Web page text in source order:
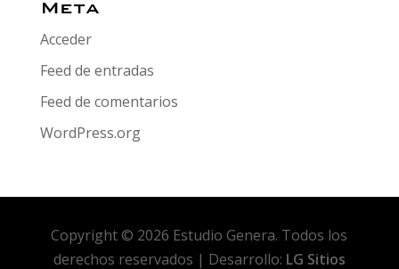
Meta
Acceder
Feed de entradas
Feed de comentarios
WordPress.org
Copyright © 2026 Estudio Genera. Todos los
derechos reservados | Desarrollo: LG Sitios